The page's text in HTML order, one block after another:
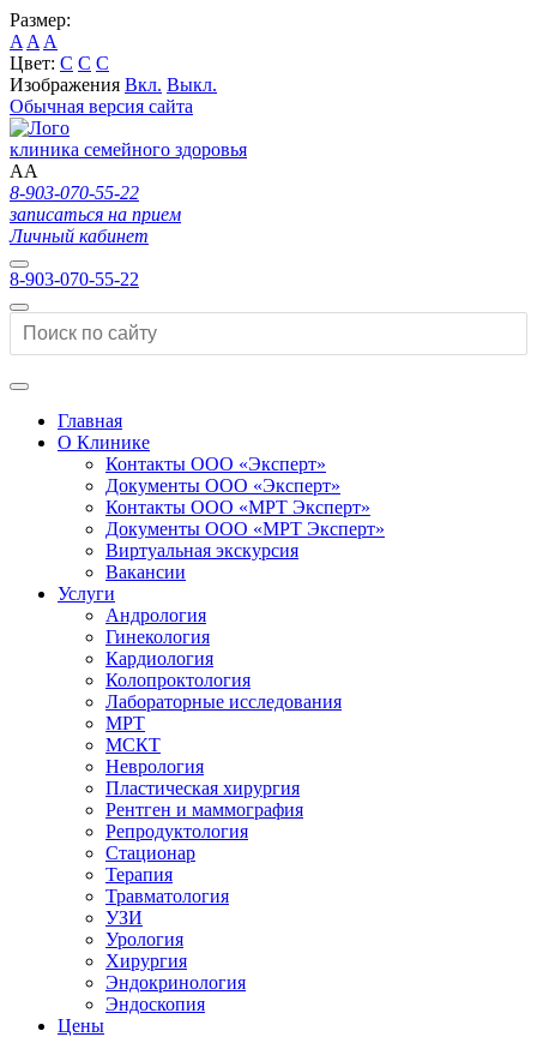
Размер:
A A A
Цвет: C C C
Изображения Вкл. Выкл.
Обычная версия сайта
клиника семейного здоровья
AA
8-903-070-55-22
записаться на прием
Личный кабинет
8-903-070-55-22
Главная
О Клинике
Контакты ООО «Эксперт»
Документы ООО «Эксперт»
Контакты ООО «МРТ Эксперт»
Документы ООО «МРТ Эксперт»
Виртуальная экскурсия
Вакансии
Услуги
Андрология
Гинекология
Кардиология
Колопроктология
Лабораторные исследования
МРТ
МСКТ
Неврология
Пластическая хирургия
Рентген и маммография
Репродуктология
Стационар
Терапия
Травматология
УЗИ
Урология
Хирургия
Эндокринология
Эндоскопия
Цены